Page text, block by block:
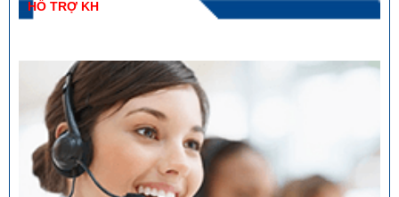
HỖ TRỢ KH